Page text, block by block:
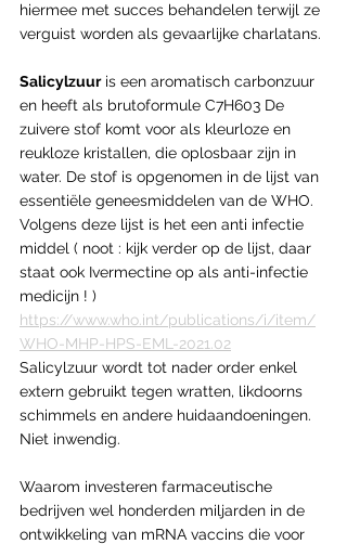
hiermee met succes behandelen terwijl ze
verguist worden als gevaarlijke charlatans.
Salicylzuur is een aromatisch carbonzuur
en heeft als brutoformule C7H603 De
zuivere stof komt voor als kleurloze en
reukloze kristallen, die oplosbaar zijn in
water. De stof is opgenomen in de lijst van
essentiële geneesmiddelen van de WHO.
Volgens deze lijst is het een anti infectie
middel ( noot : kijk verder op de lijst, daar
staat ook Ivermectine op als anti-infectie
medicijn ! )
https://www.who.int/publications/i/item/
WHO-MHP-HPS-EML-2021.02
Salicylzuur wordt tot nader order enkel
extern gebruikt tegen wratten, likdoorns
schimmels en andere huidaandoeningen.
Niet inwendig.
Waarom investeren farmaceutische
bedrijven wel honderden miljarden in de
ontwikkeling van mRNA vaccins die voor